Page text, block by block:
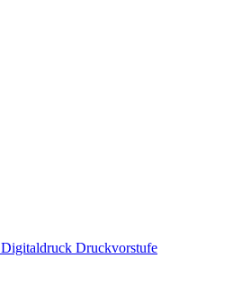
Digitaldruck Druckvorstufe